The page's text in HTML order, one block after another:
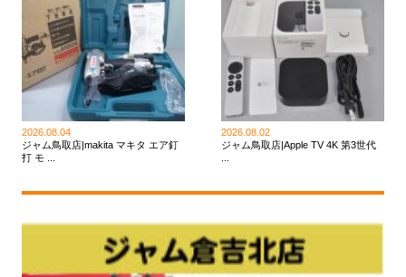
2026.08.04
ジャム鳥取店|makita マキタ エア釘
打 モ ...
2026.08.02
ジャム鳥取店|Apple TV 4K 第3世代